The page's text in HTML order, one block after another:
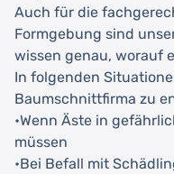
Auch für die
Formgebung sind
wissen genau, worauf
In folgenden
Baumschnittfirma zu
•Wenn Äste in
müssen
•Bei Befall mit